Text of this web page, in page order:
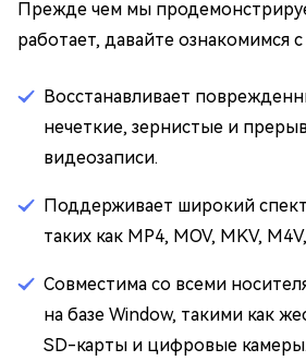
Прежде чем мы
работает, давайте ознакомимся
Восстанавливает
нечеткие, зернистые и
видеозаписи.
Поддерживает широкий
таких как MP4, MOV, MKV,
Совместима со всеми
на базе Window, такими как
SD-карты и цифровые камеры.